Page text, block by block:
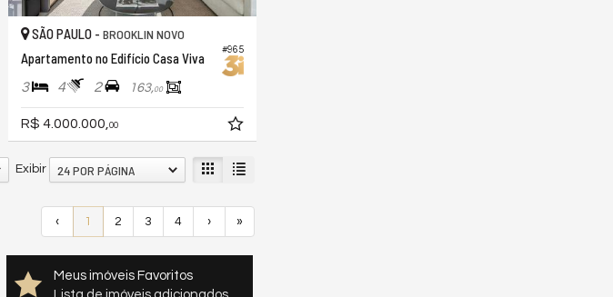
#965
SÃO PAULO - BROOKLIN NOVO
Apartamento no Edifício Casa Viva
3 4 2 163,00
R$ 4.000.000,00
Exibir 24 POR PÁGINA
‹ 1 2 3 4 › »
Meus imóveis Favoritos